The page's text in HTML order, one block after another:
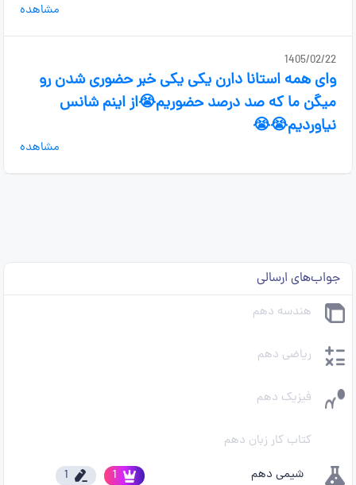
مشاهده
1405/02/22
وای همه استانا دارن یکی یکی خبر حضوری شدن رو
میگن ما که صد درصد حضوریم😭از اینم شانس
نیاوردیم😭😭
مشاهده
جواب‌های ارسالی
هندسه دهم
ریاضی دهم
فیزیک دهم
کتاب کار زبان دهم
شیمی دهم
1
1